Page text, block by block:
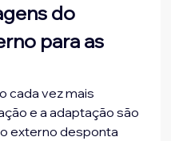
do
para as
cada vez mais
e a adaptação são
externo desponta